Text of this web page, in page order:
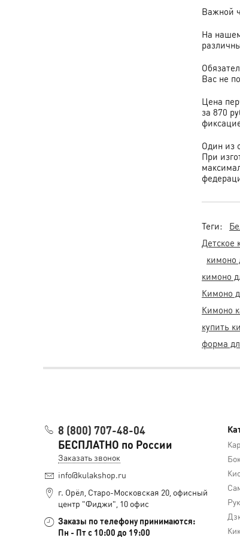
Важной
На
Вас не
Цена
за 870
Один из
При
Теги:
Детское
кимоно
кимоно
Кимоно
Кимоно
купить
форма
8 (800) 707-48-04
БЕСПЛАТНО по России
Заказать звонок
info@kulakshop.ru
г. Орёл, Старо-Московская 20, офисный
центр "Фиджи", 10 офис
Заказы по телефону принимаются:
Пн - Пт с 10:00 до 19:00